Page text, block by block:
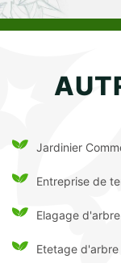
Jardinier
Entreprise de
Elagage
Etetage